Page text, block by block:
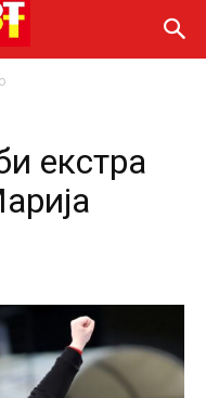
екстра